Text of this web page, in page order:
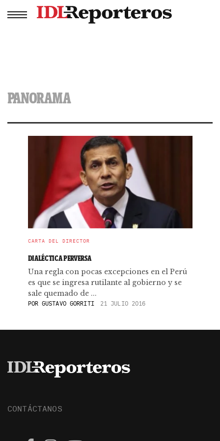
PANORAMA
CARTA DEL DIRECTOR
DIALÉCTICA PERVERSA
Una regla con pocas excepciones en el Perú
es que se ingresa rutilante al gobierno y se
sale quemado de ...
POR GUSTAVO GORRITI 21 JULIO 2016
CONTÁCTANOS